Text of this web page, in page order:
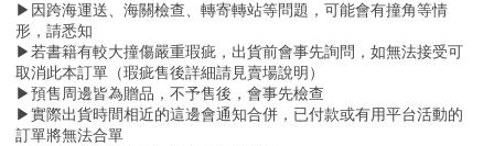
▶因跨海運送、海關檢查、轉寄轉站等問題，可能會有撞角等情
形，請悉知
▶若書籍有較大撞傷嚴重瑕疵，出貨前會事先詢問，如無法接受可
取消此本訂單（瑕疵售後詳細請見賣場說明）
▶預售周邊皆為贈品，不予售後，會事先檢查
▶實際出貨時間相近的這邊會通知合併，已付款或有用平台活動的
訂單將無法合單